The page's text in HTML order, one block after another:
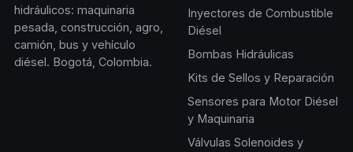
hidráulicos: maquinaria
pesada, construcción, agro,
camión, bus y vehículo
diésel. Bogotá, Colombia.
Inyectores de Combustible
Diésel
Bombas Hidráulicas
Kits de Sellos y Reparación
Sensores para Motor Diésel
y Maquinaria
Válvulas Solenoides y